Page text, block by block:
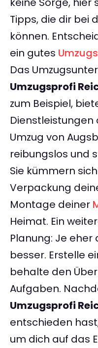
Tipps, die dir bei
können.
ein gutes
Das
Umzugsprofi
zum Beispiel,
Dienstleistungen
Umzug von
reibungslos und
Sie kümmern
Verpackung
Montage deiner
Heimat. Ein
Planung: Je
besser. Erstelle
behalte den
Aufgaben.
Umzugsprofi
entschieden
um dich auf das